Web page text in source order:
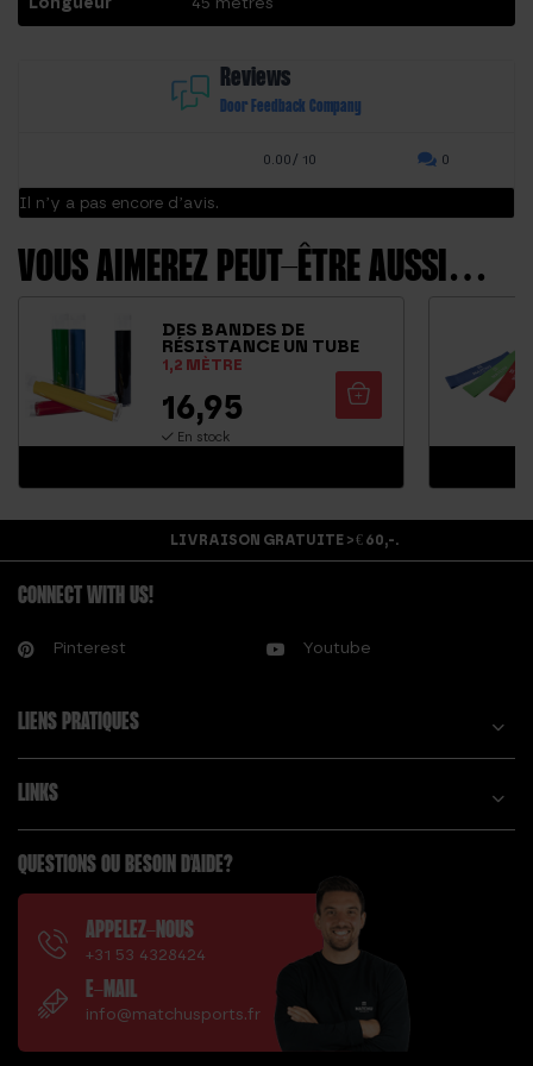
Reviews
Door Feedback Company
0.00/ 10 0
Il n’y a pas encore d’avis.
VOUS AIMEREZ PEUT-ÊTRE AUSSI…
DES BANDES DE
RÉSISTANCE UN TUBE
1,2 MÈTRE
16,95
En stock
LIVRAISON GRATUITE > € 60,-.
CONNECT WITH US!
Pinterest Youtube
LIENS PRATIQUES
LINKS
QUESTIONS OU BESOIN D'AIDE?
APPELEZ-NOUS
+31 53 4328424
E-MAIL
info@matchusports.fr